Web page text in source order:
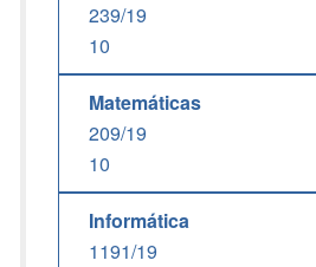
239/19
10
Matemáticas
209/19
10
Informática
1191/19